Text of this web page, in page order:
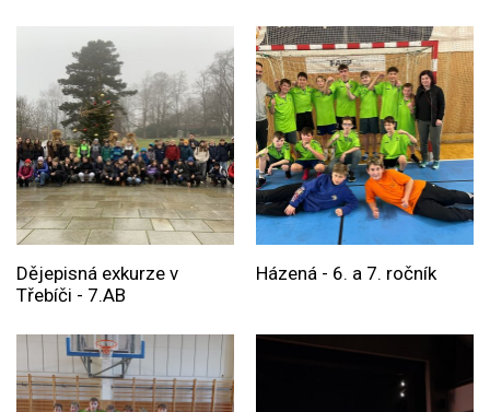
Dějepisná exkurze v
Třebíči - 7.AB
Házená - 6. a 7. ročník